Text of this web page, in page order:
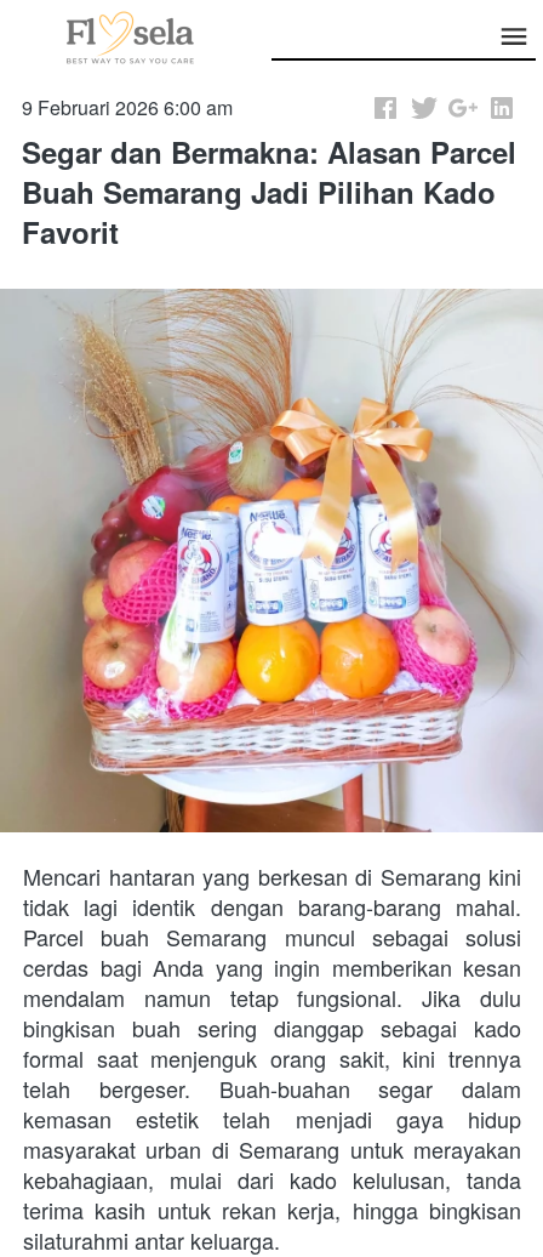
9 Februari 2026 6:00 am
Segar dan Bermakna: Alasan Parcel
Buah Semarang Jadi Pilihan Kado
Favorit
Mencari hantaran yang berkesan di Semarang kini
tidak lagi identik dengan barang-barang mahal.
Parcel buah Semarang muncul sebagai solusi
cerdas bagi Anda yang ingin memberikan kesan
mendalam namun tetap fungsional. Jika dulu
bingkisan buah sering dianggap sebagai kado
formal saat menjenguk orang sakit, kini trennya
telah bergeser. Buah-buahan segar dalam
kemasan estetik telah menjadi gaya hidup
masyarakat urban di Semarang untuk merayakan
kebahagiaan, mulai dari kado kelulusan, tanda
terima kasih untuk rekan kerja, hingga bingkisan
silaturahmi antar keluarga.